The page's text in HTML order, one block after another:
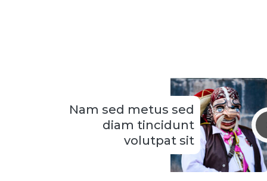
Nam sed metus sed
diam tincidunt
volutpat sit